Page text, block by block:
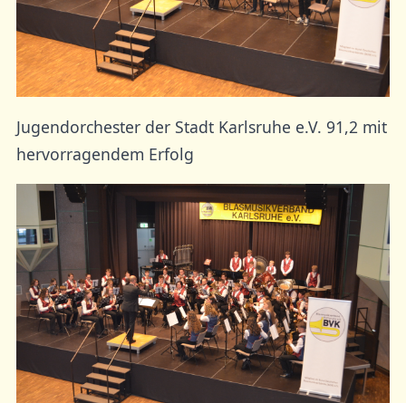
Jugendorchester der Stadt Karlsruhe e.V. 91,2 mit
hervorragendem Erfolg